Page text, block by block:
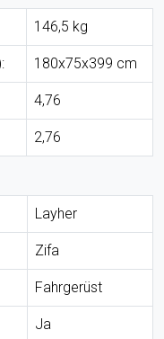
146,5 kg
180x75x399 cm
4,76
2,76
Layher
Zifa
Fahrgerüst
Ja